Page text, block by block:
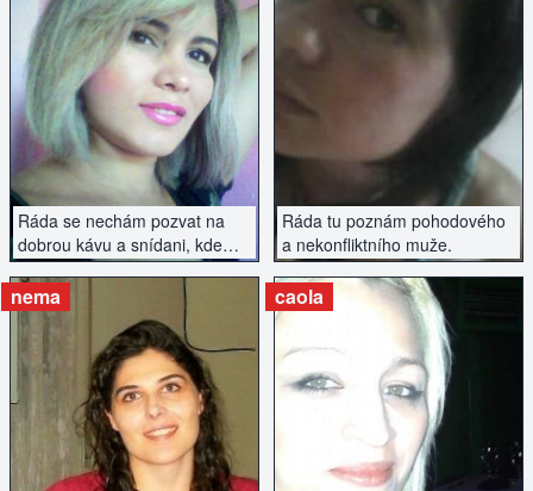
Ráda se nechám pozvat na
dobrou kávu a snídani, kde
bych poznala fajn chlapa :)
ZOBRAZIT INZERÁT
Ráda tu poznám pohodového
a nekonfliktního muže.
ZOBRAZIT INZERÁT
nema
ZOBRAZIT INZERÁT
caola
ZOBRAZIT INZERÁT